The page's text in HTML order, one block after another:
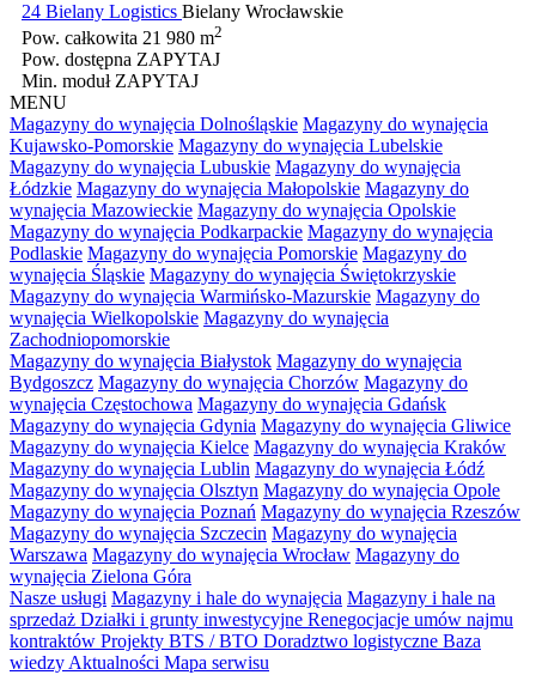
24 Bielany Logistics Bielany Wrocławskie
Pow. całkowita 21 980 m2
Pow. dostępna ZAPYTAJ
Min. moduł ZAPYTAJ
MENU
Magazyny do wynajęcia Dolnośląskie Magazyny do wynajęcia
Kujawsko-Pomorskie Magazyny do wynajęcia Lubelskie
Magazyny do wynajęcia Lubuskie Magazyny do wynajęcia
Łódzkie Magazyny do wynajęcia Małopolskie Magazyny do
wynajęcia Mazowieckie Magazyny do wynajęcia Opolskie
Magazyny do wynajęcia Podkarpackie Magazyny do wynajęcia
Podlaskie Magazyny do wynajęcia Pomorskie Magazyny do
wynajęcia Śląskie Magazyny do wynajęcia Świętokrzyskie
Magazyny do wynajęcia Warmińsko-Mazurskie Magazyny do
wynajęcia Wielkopolskie Magazyny do wynajęcia
Zachodniopomorskie
Magazyny do wynajęcia Białystok Magazyny do wynajęcia
Bydgoszcz Magazyny do wynajęcia Chorzów Magazyny do
wynajęcia Częstochowa Magazyny do wynajęcia Gdańsk
Magazyny do wynajęcia Gdynia Magazyny do wynajęcia Gliwice
Magazyny do wynajęcia Kielce Magazyny do wynajęcia Kraków
Magazyny do wynajęcia Lublin Magazyny do wynajęcia Łódź
Magazyny do wynajęcia Olsztyn Magazyny do wynajęcia Opole
Magazyny do wynajęcia Poznań Magazyny do wynajęcia Rzeszów
Magazyny do wynajęcia Szczecin Magazyny do wynajęcia
Warszawa Magazyny do wynajęcia Wrocław Magazyny do
wynajęcia Zielona Góra
Nasze usługi Magazyny i hale do wynajęcia Magazyny i hale na
sprzedaż Działki i grunty inwestycyjne Renegocjacje umów najmu
kontraktów Projekty BTS / BTO Doradztwo logistyczne Baza
wiedzyAktualności Mapa serwisu